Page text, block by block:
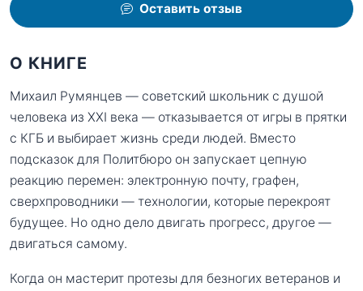
Оставить отзыв
О КНИГЕ
Михаил Румянцев — советский школьник с душой
человека из XXI века — отказывается от игры в прятки
с КГБ и выбирает жизнь среди людей. Вместо
подсказок для Политбюро он запускает цепную
реакцию перемен: электронную почту, графен,
сверхпроводники — технологии, которые перекроят
будущее. Но одно дело двигать прогресс, другое —
двигаться самому.
Когда он мастерит протезы для безногих ветеранов и